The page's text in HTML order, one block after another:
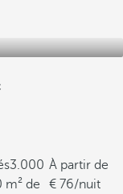
3.000
m² de
À partir de
76/nuit